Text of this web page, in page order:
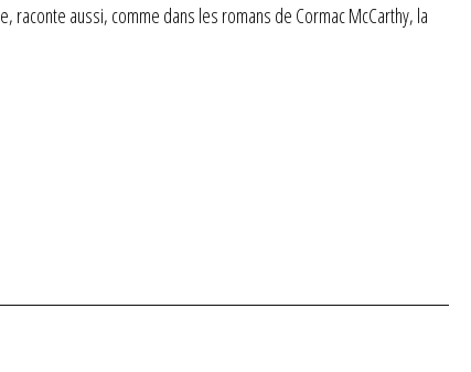
raconte aussi, comme dans les romans de Cormac McCarthy, la